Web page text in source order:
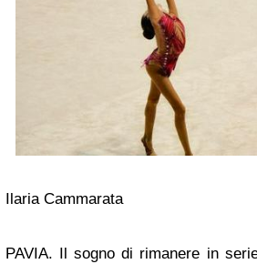
Ilaria Cammarata
PAVIA. Il sogno di rimanere in